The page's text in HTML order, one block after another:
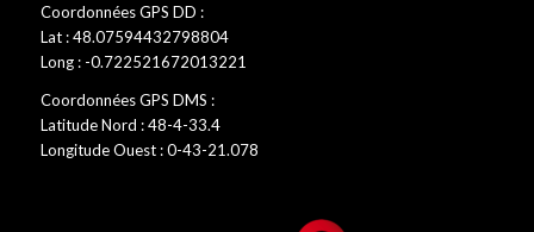
Coordonnées GPS DD :
Lat : 48.07594432798804
Long : -0.722521672013221
Coordonnées GPS DMS :
Latitude Nord : 48-4-33.4
Longitude Ouest : 0-43-21.078